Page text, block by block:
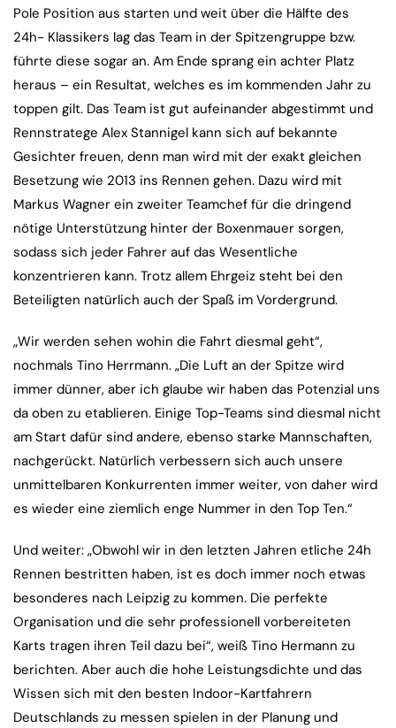
Pole Position aus starten und weit über die Hälfte des
24h- Klassikers lag das Team in der Spitzengruppe bzw.
führte diese sogar an. Am Ende sprang ein achter Platz
heraus – ein Resultat, welches es im kommenden Jahr zu
toppen gilt. Das Team ist gut aufeinander abgestimmt und
Rennstratege Alex Stannigel kann sich auf bekannte
Gesichter freuen, denn man wird mit der exakt gleichen
Besetzung wie 2013 ins Rennen gehen. Dazu wird mit
Markus Wagner ein zweiter Teamchef für die dringend
nötige Unterstützung hinter der Boxenmauer sorgen,
sodass sich jeder Fahrer auf das Wesentliche
konzentrieren kann. Trotz allem Ehrgeiz steht bei den
Beteiligten natürlich auch der Spaß im Vordergrund.
„Wir werden sehen wohin die Fahrt diesmal geht“,
nochmals Tino Herrmann. „Die Luft an der Spitze wird
immer dünner, aber ich glaube wir haben das Potenzial uns
da oben zu etablieren. Einige Top-Teams sind diesmal nicht
am Start dafür sind andere, ebenso starke Mannschaften,
nachgerückt. Natürlich verbessern sich auch unsere
unmittelbaren Konkurrenten immer weiter, von daher wird
es wieder eine ziemlich enge Nummer in den Top Ten.“
Und weiter: „Obwohl wir in den letzten Jahren etliche 24h
Rennen bestritten haben, ist es doch immer noch etwas
besonderes nach Leipzig zu kommen. Die perfekte
Organisation und die sehr professionell vorbereiteten
Karts tragen ihren Teil dazu bei“, weiß Tino Hermann zu
berichten. Aber auch die hohe Leistungsdichte und das
Wissen sich mit den besten Indoor-Kartfahrern
Deutschlands zu messen spielen in der Planung und